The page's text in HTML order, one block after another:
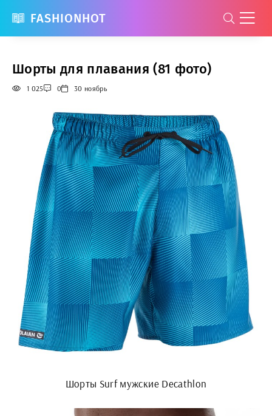
FASHIONHOT
Шорты для плавания (81 фото)
1 025 0 30 ноябрь
Шорты Surf мужские Decathlon